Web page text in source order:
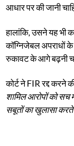
आधार पर की जानी
हालांकि, उसने यह भी
कॉग्निजेबल अपराधों के
रुकावट के आगे बढ़नी
कोर्ट ने FIR रद्द करने
शामिल आरोपों को सच
सबूतों का खुलासा